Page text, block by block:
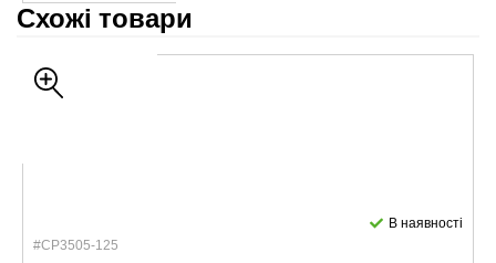
Схожі товари
#CP3505-125
В наявності